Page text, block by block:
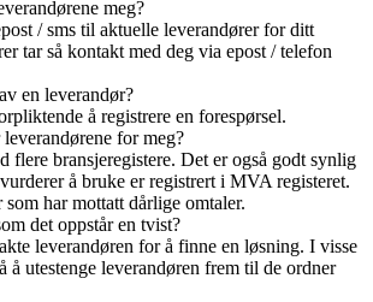
meg?
/ sms til aktuelle leverandører for ditt
tar så kontakt med deg via epost / telefon
en leverandør?
å registrere en forespørsel.
for meg?
flere bransjeregistere. Det er også godt synlig
å bruke er registrert i MVA registeret.
har mottatt dårlige omtaler.
det oppstår en tvist?
leverandøren for å finne en løsning. I visse
å utestenge leverandøren frem til de ordner